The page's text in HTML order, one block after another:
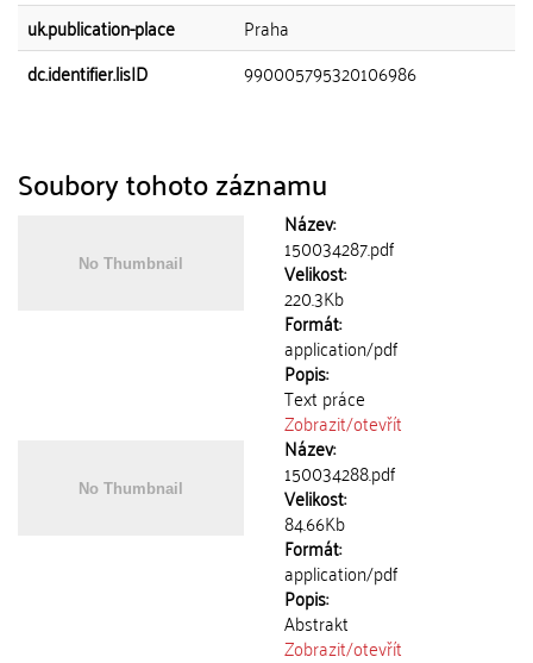
uk.publication-place
Praha
dc.identifier.lisID
990005795320106986
Soubory tohoto záznamu
Název:
150034287.pdf
Velikost:
220.3Kb
Formát:
application/pdf
Popis:
Text práce
Zobrazit/otevřít
Název:
150034288.pdf
Velikost:
84.66Kb
Formát:
application/pdf
Popis:
Abstrakt
Zobrazit/otevřít